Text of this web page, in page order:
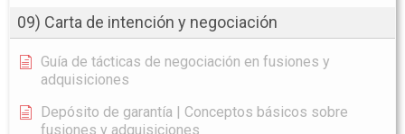
09) Carta de intención y negociación
Guía de tácticas de negociación en fusiones y
adquisiciones
Depósito de garantía | Conceptos básicos sobre
fusiones y adquisiciones